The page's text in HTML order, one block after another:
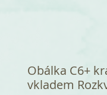
Obálka C6+
vkladem